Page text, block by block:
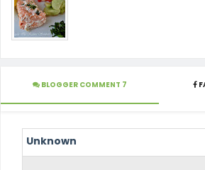
BLOGGER COMMENT 7
Unknown